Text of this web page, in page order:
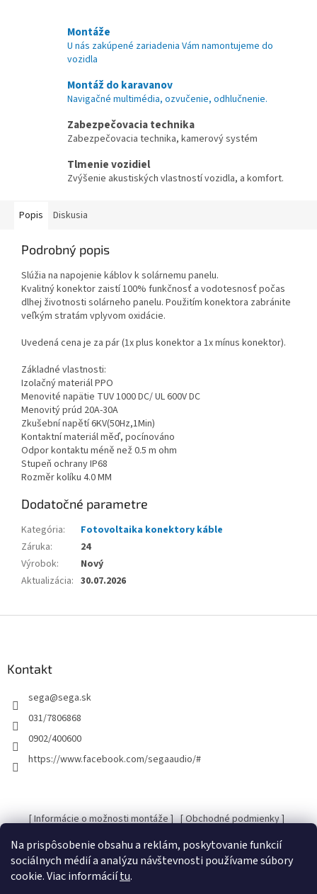
Na prispôsobenie obsahu a reklám, poskytovanie funkcií
sociálnych médií a analýzu návštevnosti používame súbory
cookie. Viac informáciítu.
Montáže
U nás zakúpené zariadenia Vám namontujeme do
vozidla
Montáž do karavanov
Navigačné multimédia, ozvučenie, odhlučnenie.
Zabezpečovacia technika
Zabezpečovacia technika, kamerový systém
Tlmenie vozidiel
Zvýšenie akustiských vlastností vozidla, a komfort.
Popis Diskusia
Podrobný popis
Slúžia na napojenie káblov k solárnemu panelu.
Kvalitný konektor zaistí 100% funkčnosť a vodotesnosť počas
dlhej životnosti solárneho panelu. Použitím konektora zabránite
veľkým stratám vplyvom oxidácie.
Uvedená cena je za pár (1x plus konektor a 1x mínus konektor).
Základné vlastnosti:
Izolačný materiál PPO
Menovité napätie TUV 1000 DC/ UL 600V DC
Menovitý prúd 20A-30A
Zkušební napětí 6KV(50Hz,1Min)
Kontaktní materiál měď, pocínováno
Odpor kontaktu méně než 0.5 m ohm
Stupeň ochrany IP68
Rozměr kolíku 4.0 MM
Dodatočné parametre
Kategória:
Fotovoltaika konektory káble
Záruka:
24
Výrobok:
Nový
Aktualizácia: 30.07.2026
Kontakt
sega@sega.sk
031/7806868
0902/400600
https://www.facebook.com/segaaudio/#
[ Informácie o možnosti montáže ] [ Obchodné podmienky ]